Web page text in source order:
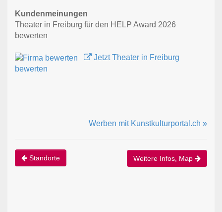
Kundenmeinungen
Theater in Freiburg für den HELP Award 2026
bewerten
Jetzt Theater in Freiburg
bewerten
Werben mit Kunstkulturportal.ch »
Standorte Weitere Infos, Map